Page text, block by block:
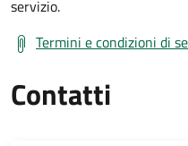
servizio.
Termini e condizioni di
Contatti